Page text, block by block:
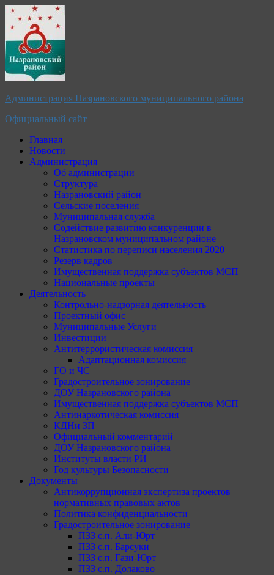
Перейти
содержимому
Администрация Назрановского муниципального района
Официальный сайт
Главная
Новости
Администрация
Об администрации
Структура
Назрановский район
Сельские поселения
Муниципальная служба
Содействие развитию конкуренции в
Назрановском муниципальном районе
Статистика по переписи населения 2020
Резерв кадров
Имущественная поддержка субъектов МСП
Национальные проекты
Деятельность
Контрольно-надзорная деятельность
Проектный офис
Муниципальные Услуги
Инвестиции
Антитеррористическая комиссия
Адаптационная комиссия
ГО и ЧС
Градостроительное зонирование
ДОУ Назрановского района
Имущественная поддержка субъектов МСП
Антинаркотическая комиссия
КДНи ЗП
Официальный комментарий
ДОУ Назрановского района
Институты власти РИ
Год культуры Безопасности
Документы
Антикоррупционная экспертиза проектов
нормативных правовых актов
Политика конфиденциальности
Градостроительное зонирование
ПЗЗ с.п. Али-Юрт
ПЗЗ с.п. Барсуки
ПЗЗ с.п. Гази-Юрт
ПЗЗ с.п. Долаково